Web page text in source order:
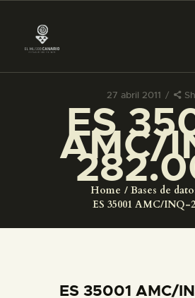
27 abril 2011
ES
AMC/
Home Bases de
ES 35001 AMC/INQ-
PREPARAR LA
ACTIVIDADES
COLECCIONES
ES 35001 AMC/